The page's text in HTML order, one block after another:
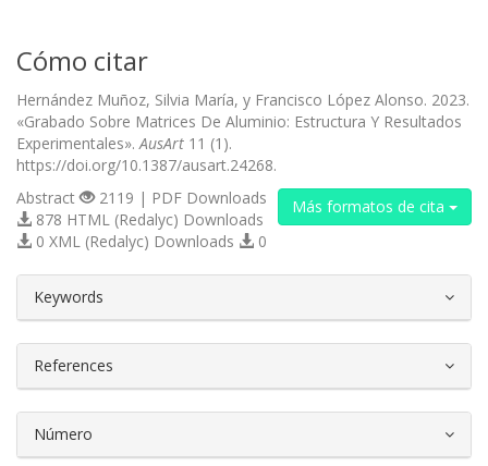
Cómo citar
Hernández Muñoz, Silvia María, y Francisco López Alonso. 2023.
«Grabado Sobre Matrices De Aluminio: Estructura Y Resultados
Experimentales».AusArt 11 (1).
https://doi.org/10.1387/ausart.24268.
Más formatos de cita
Abstract
2119 | PDF Downloads
878 HTML (Redalyc) Downloads
0 XML (Redalyc) Downloads
0
Keywords
References
Número